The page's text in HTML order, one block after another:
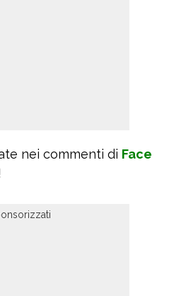
nei commenti di Face